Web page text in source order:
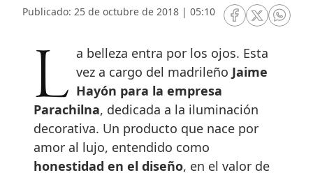
Publicado: 25 de octubre de 2018 | 05:10
RRSS Facebook
RRSSRRSS
La belleza entra por los ojos. Esta vez a cargo del madrileño Jaime
Hayón para la empresa
Parachilna, dedicada a la iluminación
decorativa. Un producto que nace por
amor al lujo, entendido como
honestidad en el diseño, en el valor de